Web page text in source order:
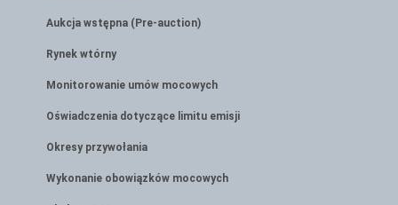
Aukcja wstępna (Pre-auction)
Rynek wtórny
Monitorowanie umów mocowych
Oświadczenia dotyczące limitu emisji
Okresy przywołania
Wykonanie obowiązków mocowych